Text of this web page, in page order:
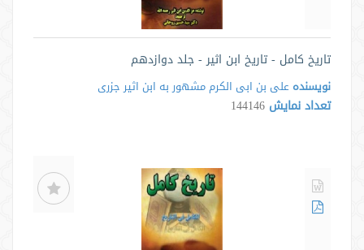
تاریخ کامل - تاریخ ابن اثیر - جلد دوازدهم
نویسنده علی بن ابی الکرم مشهور به ابن اثیر جزری
تعداد نمایش 144146